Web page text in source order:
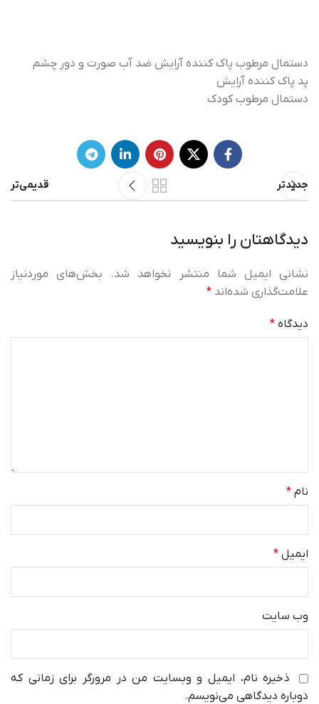
دستمال مرطوب پاک کننده آرایش ضد آب صورت و دور چشم
پد پاک کننده آرایش
دستمال مرطوب کودک
جدیدتر قدیمی‌تر
دیدگاهتان را بنویسید
نشانی ایمیل شما منتشر نخواهد شد.
بخش‌های موردنیاز
علامت‌گذاری شده‌اند *
دیدگاه *
نام *
ایمیل *
وب‌ سایت
ذخیره نام، ایمیل و وبسایت من در مرورگر برای زمانی که
دوباره دیدگاهی می‌نویسم.